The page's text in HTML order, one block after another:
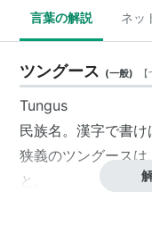
言葉の解説 ネッ
ツングース (一般) 【
Tungus
民族名。漢字で書け
狭義のツングース
と。